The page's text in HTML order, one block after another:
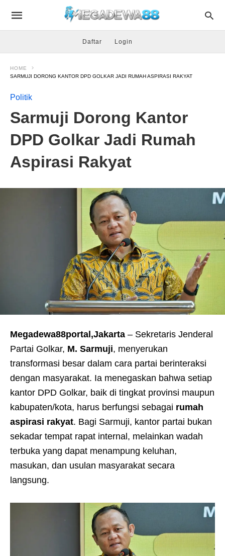
Daftar Login
HOME
SARMUJI DORONG KANTOR DPD GOLKAR JADI RUMAH ASPIRASI RAKYAT
Politik
Sarmuji Dorong Kantor
DPD Golkar Jadi Rumah
Aspirasi Rakyat
Megadewa88portal,Jakarta – Sekretaris Jenderal
Partai Golkar, M. Sarmuji, menyerukan
transformasi besar dalam cara partai berinteraksi
dengan masyarakat. Ia menegaskan bahwa setiap
kantor DPD Golkar, baik di tingkat provinsi maupun
kabupaten/kota, harus berfungsi sebagai rumah
aspirasi rakyat. Bagi Sarmuji, kantor partai bukan
sekadar tempat rapat internal, melainkan wadah
terbuka yang dapat menampung keluhan,
masukan, dan usulan masyarakat secara
langsung.